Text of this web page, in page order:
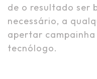
de o resultado ser
necessário, a
apertar
tecnólogo.